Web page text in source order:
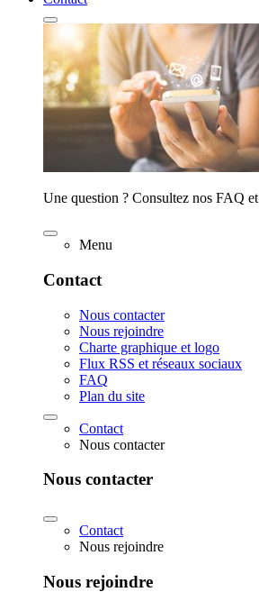
Une question ? Consultez nos FAQ
Menu
Contact
Nous contacter
Nous rejoindre
Charte graphique et logo
Flux RSS et réseaux sociaux
FAQ
Plan du site
Contact
Nous contacter
Nous contacter
Contact
Nous rejoindre
Nous rejoindre